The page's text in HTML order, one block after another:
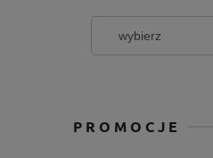
PROMOCJE